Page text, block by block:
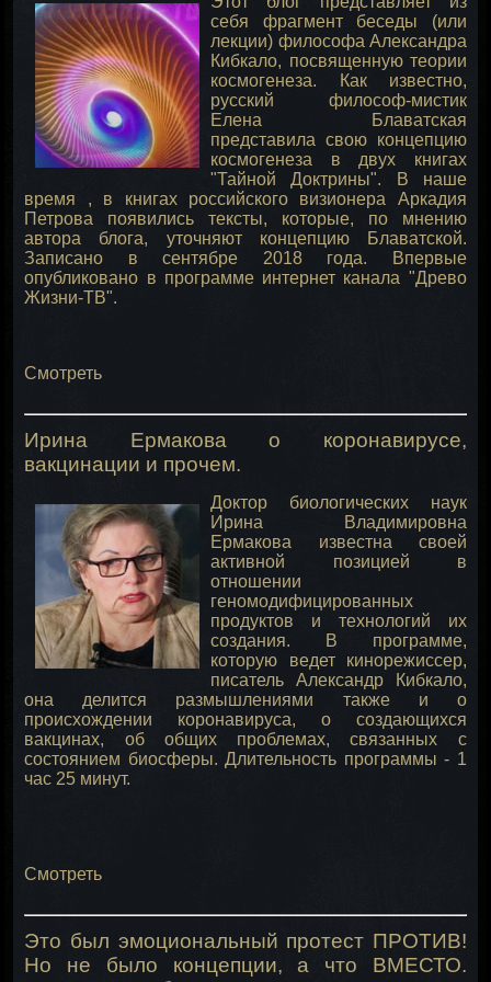
себя фрагмент беседы (или
лекции) философа Александра
Кибкало, посвященную теории
космогенеза. Как известно,
русский философ-мистик
Елена Блаватская
представила свою концепцию
космогенеза в двух книгах
"Тайной Доктрины". В наше
время , в книгах российского визионера Аркадия
Петрова появились тексты, которые, по мнению
автора блога, уточняют концепцию Блаватской.
Записано в сентябре 2018 года. Впервые
опубликовано в программе интернет канала "Древо
Жизни-ТВ".
Смотреть
Ирина Ермакова о коронавирусе,
вакцинации и прочем.
Доктор биологических наук
Ирина Владимировна
Ермакова известна своей
активной позицией в
отношении
геномодифицированных
продуктов и технологий их
создания. В программе,
которую ведет кинорежиссер,
писатель Александр Кибкало,
она делится размышлениями также и о
происхождении коронавируса, о создающихся
вакцинах, об общих проблемах, связанных с
состоянием биосферы. Длительность программы - 1
час 25 минут.
Смотреть
Это был эмоциональный протест ПРОТИВ!
Но не было концепции, а что ВМЕСТО.